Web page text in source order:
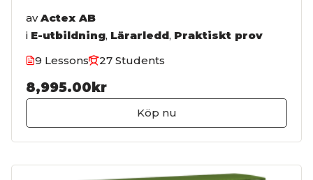
av Actex AB
i E-utbildning, Lärarledd, Praktiskt prov
9 Lessons
27 Students
8,995.00kr
Köp nu